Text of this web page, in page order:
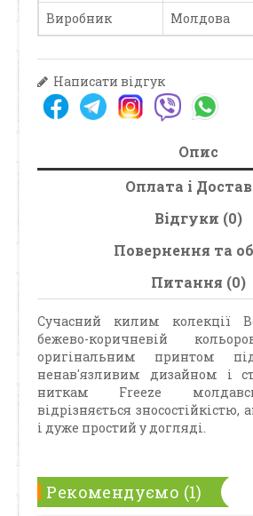
Виробник
Молдова
Написати відгук
Опис
Оплата і
Відгуки (0)
Повернення та
Питання (0)
Сучасний килим колекції
бежево-коричневій
оригінальним принтом
ненав'язливим дизайном і
ниткам Freeze
відрізняється зносостійкістю,
і дуже простий у догляді.
Рекомендуємо (1)